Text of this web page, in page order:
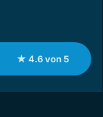
★ 4.6 von 5